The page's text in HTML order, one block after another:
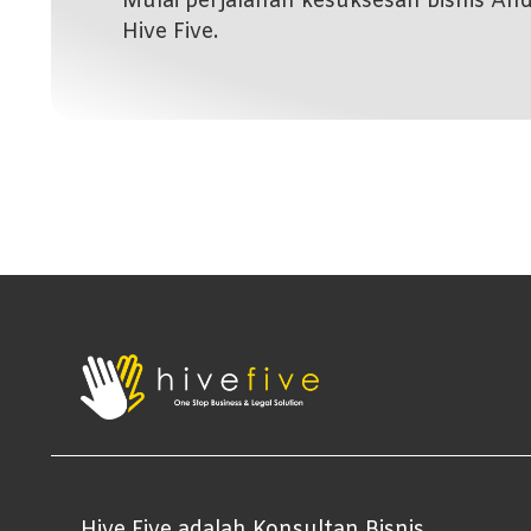
Hive Five.